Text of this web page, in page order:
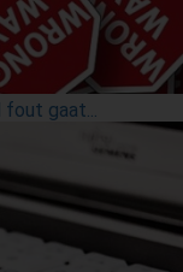
fout gaat...